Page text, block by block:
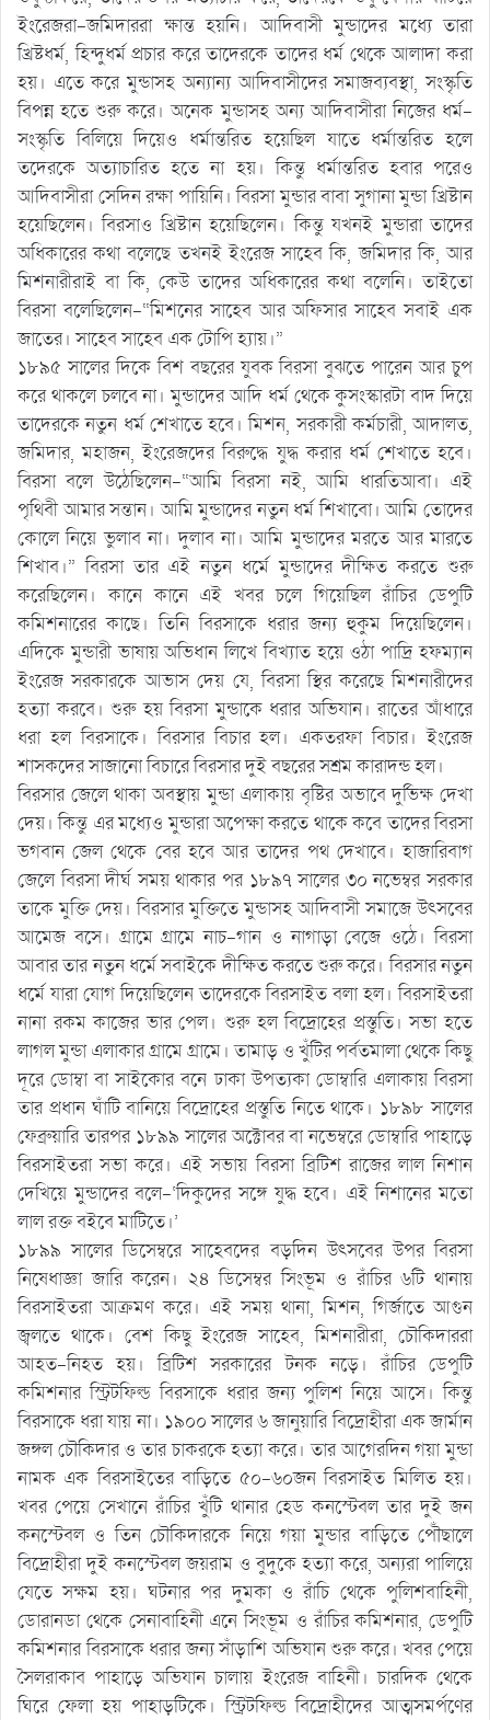
ইংরেজরা-জমিদাররা ক্ষান্ত হয়নি। আদিবাসী মুন্ডাদের মধ্যে তারা
খ্রিষ্টধর্ম, হিন্দুধর্ম প্রচার করে তাদেরকে তাদের ধর্ম থেকে আলাদা করা
হয়। এতে করে মুন্ডাসহ অন্যান্য আদিবাসীদের সমাজব্যবস্থা, সংস্কৃতি
বিপন্ন হতে শুরু করে। অনেক মুন্ডাসহ অন্য আদিবাসীরা নিজের ধর্ম-
সংস্কৃতি বিলিয়ে দিয়েও ধর্মান্তরিত হয়েছিল যাতে ধর্মান্তরিত হলে
তদেরকে অত্যাচারিত হতে না হয়। কিন্তু ধর্মান্তরিত হবার পরেও
আদিবাসীরা সেদিন রক্ষা পায়িনি। বিরসা মুন্ডার বাবা সুগানা মুন্ডা খ্রিষ্টান
হয়েছিলেন। বিরসাও খ্রিষ্টান হয়েছিলেন। কিন্তু যখনই মুন্ডারা তাদের
অধিকারের কথা বলেছে তখনই ইংরেজ সাহেব কি, জমিদার কি, আর
মিশনারীরাই বা কি, কেউ তাদের অধিকারের কথা বলেনি। তাইতো
বিরসা বলেছিলেন-“মিশনের সাহেব আর অফিসার সাহেব সবাই এক
জাতের। সাহেব সাহেব এক টোপি হ্যায়।”
১৮৯৫ সালের দিকে বিশ বছরের যুবক বিরসা বুঝতে পারেন আর চুপ
করে থাকলে চলবে না। মুন্ডাদের আদি ধর্ম থেকে কুসংস্কারটা বাদ দিয়ে
তাদেরকে নতুন ধর্ম শেখাতে হবে। মিশন, সরকারী কর্মচারী, আদালত,
জমিদার, মহাজন, ইংরেজদের বিরুদ্ধে যুদ্ধ করার ধর্ম শেখাতে হবে।
বিরসা বলে উঠেছিলেন-“আমি বিরসা নই, আমি ধারতিআবা। এই
পৃথিবী আমার সন্তান। আমি মুন্ডাদের নতুন ধর্ম শিখাবো। আমি তোদের
কোলে নিয়ে ভুলাব না। দুলাব না। আমি মুন্ডাদের মরতে আর মারতে
শিখাব।” বিরসা তার এই নতুন ধর্মে মুন্ডাদের দীক্ষিত করতে শুরু
করেছিলেন। কানে কানে এই খবর চলে গিয়েছিল রাঁচির ডেপুটি
কমিশনারের কাছে। তিনি বিরসাকে ধরার জন্য হুকুম দিয়েছিলেন।
এদিকে মুন্ডারী ভাষায় অভিধান লিখে বিখ্যাত হয়ে ওঠা পাদ্রি হফম্যান
ইংরেজ সরকারকে আভাস দেয় যে, বিরসা স্থির করেছে মিশনারীদের
হত্যা করবে। শুরু হয় বিরসা মুন্ডাকে ধরার অভিযান। রাতের আঁধারে
ধরা হল বিরসাকে। বিরসার বিচার হল। একতরফা বিচার। ইংরেজ
শাসকদের সাজানো বিচারে বিরসার দুই বছরের সশ্রম কারাদন্ড হল।
বিরসার জেলে থাকা অবস্থায় মুন্ডা এলাকায় বৃষ্টির অভাবে দুর্ভিক্ষ দেখা
দেয়। কিন্তু এর মধ্যেও মুন্ডারা অপেক্ষা করতে থাকে কবে তাদের বিরসা
ভগবান জেল থেকে বের হবে আর তাদের পথ দেখাবে। হাজারিবাগ
জেলে বিরসা দীর্ঘ সময় থাকার পর ১৮৯৭ সালের ৩০ নভেম্বর সরকার
তাকে মুক্তি দেয়। বিরসার মুক্তিতে মুন্ডাসহ আদিবাসী সমাজে উৎসবের
আমেজ বসে। গ্রামে গ্রামে নাচ-গান ও নাগাড়া বেজে ওঠে। বিরসা
আবার তার নতুন ধর্মে সবাইকে দীক্ষিত করতে শুরু করে। বিরসার নতুন
ধর্মে যারা যোগ দিয়েছিলেন তাদেরকে বিরসাইত বলা হল। বিরসাইতরা
নানা রকম কাজের ভার পেল। শুরু হল বিদ্রোহের প্রস্তুতি। সভা হতে
লাগল মুন্ডা এলাকার গ্রামে গ্রামে। তামাড় ও খুঁটির পর্বতমালা থেকে কিছু
দূরে ডোম্বা বা সাইকোর বনে ঢাকা উপত্যকা ডোম্বারি এলাকায় বিরসা
তার প্রধান ঘাঁটি বানিয়ে বিদ্রোহের প্রস্তুতি নিতে থাকে। ১৮৯৮ সালের
ফেব্রুয়ারি তারপর ১৮৯৯ সালের অক্টোবর বা নভেম্বরে ডোম্বারি পাহাড়ে
বিরসাইতরা সভা করে। এই সভায় বিরসা ব্রিটিশ রাজের লাল নিশান
দেখিয়ে মুন্ডাদের বলে-‘দিকুদের সঙ্গে যুদ্ধ হবে। এই নিশানের মতো
লাল রক্ত বইবে মাটিতে।’
১৮৯৯ সালের ডিসেম্বরে সাহেবদের বড়দিন উৎসবের উপর বিরসা
নিষেধাজ্ঞা জারি করেন। ২৪ ডিসেম্বর সিংভূম ও রাঁচির ৬টি থানায়
বিরসাইতরা আক্রমণ করে। এই সময় থানা, মিশন, গির্জাতে আগুন
জ্বলতে থাকে। বেশ কিছু ইংরেজ সাহেব, মিশনারীরা, চৌকিদাররা
আহত-নিহত হয়। ব্রিটিশ সরকারের টনক নড়ে। রাঁচির ডেপুটি
কমিশনার স্ট্রিটফিল্ড বিরসাকে ধরার জন্য পুলিশ নিয়ে আসে। কিন্তু
বিরসাকে ধরা যায় না। ১৯০০ সালের ৬ জানুয়ারি বিদ্রোহীরা এক জার্মান
জঙ্গল চৌকিদার ও তার চাকরকে হত্যা করে। তার আগেরদিন গয়া মুন্ডা
নামক এক বিরসাইতের বাড়িতে ৫০-৬০জন বিরসাইত মিলিত হয়।
খবর পেয়ে সেখানে রাঁচির খুঁটি থানার হেড কনস্টেবল তার দুই জন
কনস্টেবল ও তিন চৌকিদারকে নিয়ে গয়া মুন্ডার বাড়িতে পৌঁছালে
বিদ্রোহীরা দুই কনস্টেবল জয়রাম ও বুদুকে হত্যা করে, অন্যরা পালিয়ে
যেতে সক্ষম হয়। ঘটনার পর দুমকা ও রাঁচি থেকে পুলিশবাহিনী,
ডোরানডা থেকে সেনাবাহিনী এনে সিংভূম ও রাঁচির কমিশনার, ডেপুটি
কমিশনার বিরসাকে ধরার জন্য সাঁড়াশি অভিযান শুরু করে। খবর পেয়ে
সৈলরাকাব পাহাড়ে অভিযান চালায় ইংরেজ বাহিনী। চারদিক থেকে
ঘিরে ফেলা হয় পাহাড়টিকে। স্ট্রিটফিল্ড বিদ্রোহীদের আত্মসমর্পণের